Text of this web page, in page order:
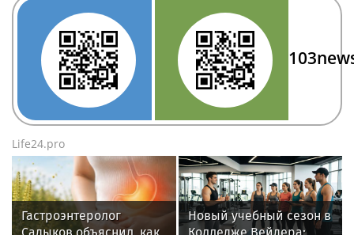
Life24.pro
Гастроэнтеролог
Садыков объяснил, как
Новый учебный сезон в
Колледже Вейдера: